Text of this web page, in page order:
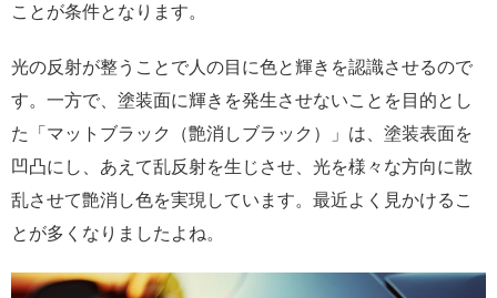
ことが条件となります。
光の反射が整うことで人の目に色と輝きを認識させるので
す。一方で、塗装面に輝きを発生させないことを目的とし
た「マットブラック（艶消しブラック）」は、塗装表面を
凹凸にし、あえて乱反射を生じさせ、光を様々な方向に散
乱させて艶消し色を実現しています。最近よく見かけるこ
とが多くなりましたよね。